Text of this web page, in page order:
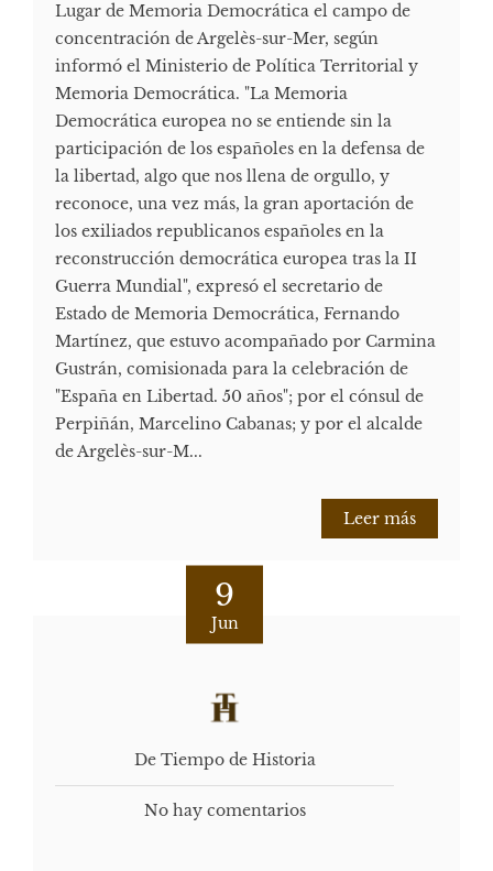
Lugar de Memoria Democrática el campo de
concentración de Argelès-sur-Mer, según
informó el Ministerio de Política Territorial y
Memoria Democrática. "La Memoria
Democrática europea no se entiende sin la
participación de los españoles en la defensa de
la libertad, algo que nos llena de orgullo, y
reconoce, una vez más, la gran aportación de
los exiliados republicanos españoles en la
reconstrucción democrática europea tras la II
Guerra Mundial", expresó el secretario de
Estado de Memoria Democrática, Fernando
Martínez, que estuvo acompañado por Carmina
Gustrán, comisionada para la celebración de
"España en Libertad. 50 años"; por el cónsul de
Perpiñán, Marcelino Cabanas; y por el alcalde
de Argelès-sur-M...
Leer más
9
Jun
De Tiempo de Historia
No hay comentarios